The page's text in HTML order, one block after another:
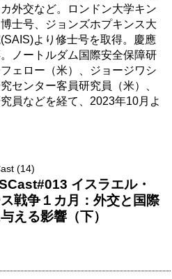
外交など。ロンドン大学キン
士号、ジョンズホプキンス大
より修士号を取得。慶應
ノートルダム国際安全保障研
ェロー（米）、ジョージワシ
センター客員研究員（米）、
員などを経て、2023年10月よ
(14)
イスラエル・
戦争１カ月：外交と国際
える影響（下）